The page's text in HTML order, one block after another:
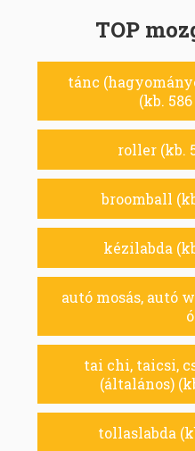
TOP
tánc
(kb.
roller (kb.
broomball
kézilabda
autó mosás, autó
tai chi, taicsi,
(általános)
tollaslabda